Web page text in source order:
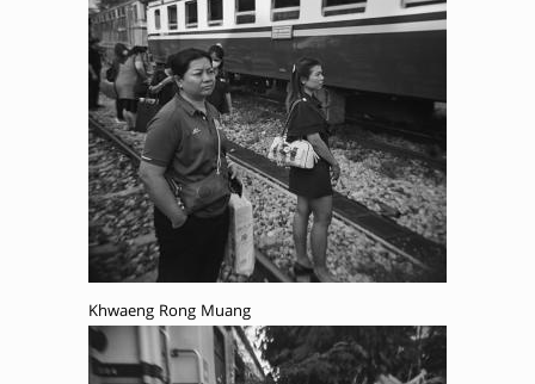
Khwaeng Rong Muang